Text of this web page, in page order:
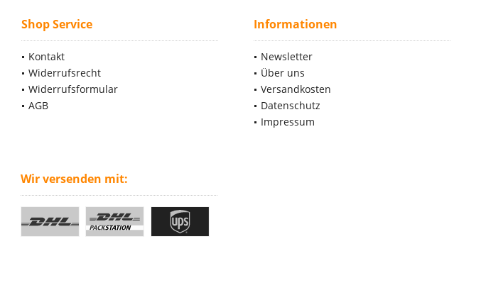
Shop Service
Kontakt
Widerrufsrecht
Widerrufsformular
AGB
Informationen
Newsletter
Über uns
Versandkosten
Datenschutz
Impressum
Wir versenden mit: